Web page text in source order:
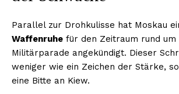
Parallel zur Drohkulisse hat Moskau
Waffenruhe für den Zeitraum rund um
Militärparade angekündigt. Dieser
weniger wie ein Zeichen der Stärke,
eine Bitte an Kiew.